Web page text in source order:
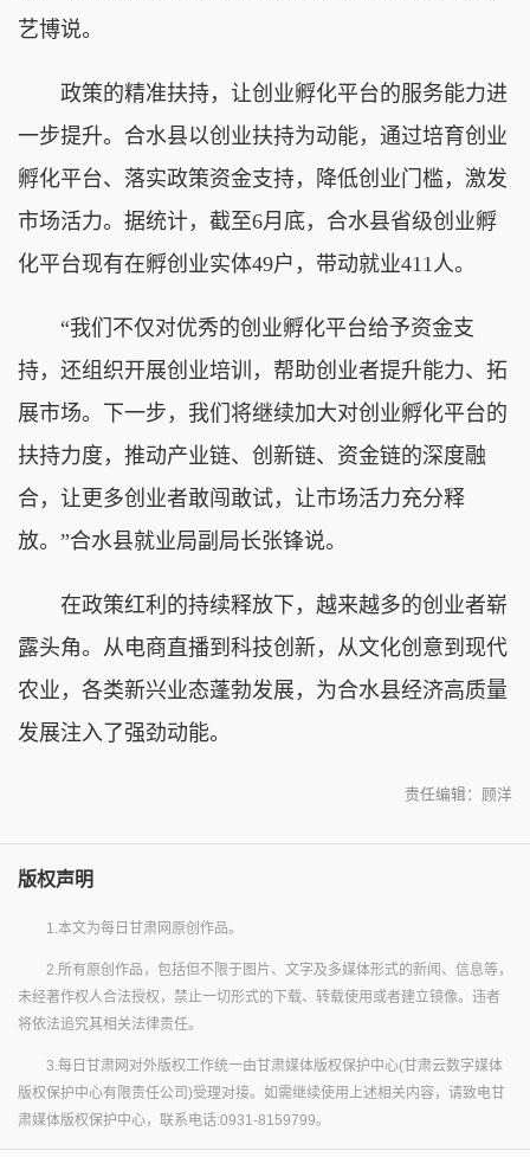
艺博说。
政策的精准扶持，让创业孵化平台的服务能力进
一步提升。合水县以创业扶持为动能，通过培育创业
孵化平台、落实政策资金支持，降低创业门槛，激发
市场活力。据统计，截至6月底，合水县省级创业孵
化平台现有在孵创业实体49户，带动就业411人。
“我们不仅对优秀的创业孵化平台给予资金支
持，还组织开展创业培训，帮助创业者提升能力、拓
展市场。下一步，我们将继续加大对创业孵化平台的
扶持力度，推动产业链、创新链、资金链的深度融
合，让更多创业者敢闯敢试，让市场活力充分释
放。”合水县就业局副局长张锋说。
在政策红利的持续释放下，越来越多的创业者崭
露头角。从电商直播到科技创新，从文化创意到现代
农业，各类新兴业态蓬勃发展，为合水县经济高质量
发展注入了强劲动能。
责任编辑：顾洋
版权声明
1.本文为每日甘肃网原创作品。
2.所有原创作品，包括但不限于图片、文字及多媒体形式的新闻、信息等，
未经著作权人合法授权，禁止一切形式的下载、转载使用或者建立镜像。违者
将依法追究其相关法律责任。
3.每日甘肃网对外版权工作统一由甘肃媒体版权保护中心(甘肃云数字媒体
版权保护中心有限责任公司)受理对接。如需继续使用上述相关内容，请致电甘
肃媒体版权保护中心，联系电话:0931-8159799。